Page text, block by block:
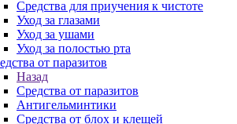
Средства для приучения к чистоте
Уход за глазами
Уход за ушами
Уход за полостью рта
от паразитов
Назад
Средства от паразитов
Антигельминтики
Средства от блох и клещей